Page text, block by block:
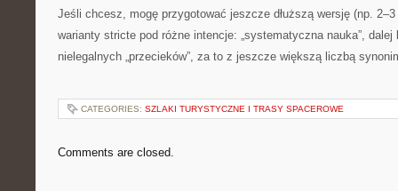
Jeśli chcesz, mogę przygotować jeszcze dłuższą wersję (np.
warianty stricte pod różne intencje: „systematyczna nauka”,
nielegalnych „przecieków”, za to z jeszcze większą liczbą
CATEGORIES: SZLAKI TURYSTYCZNE I TRASY SPACEROWE
Comments are closed.